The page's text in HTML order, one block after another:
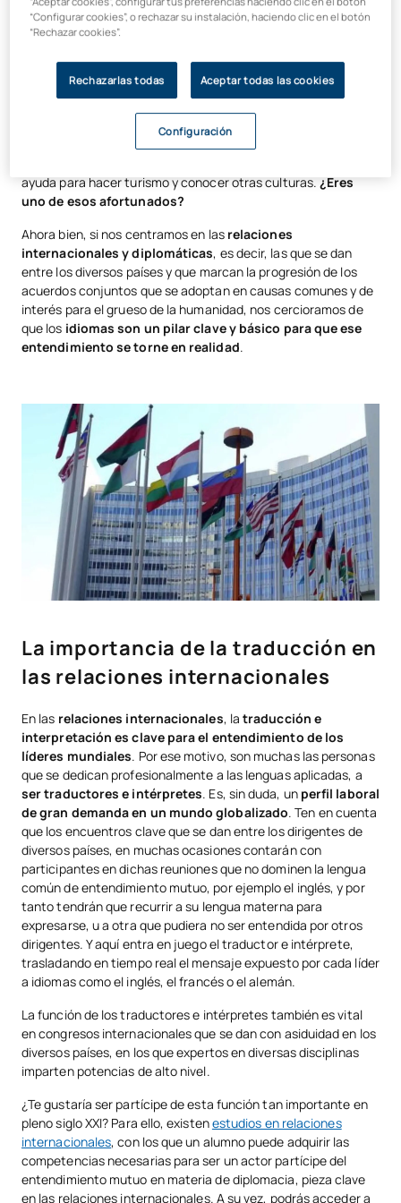
Por ello, cada vez es más evidente que una persona tendrá
más oportunidades en un mundo globalizado si domina varios
total fluidez en los cinco continentes.
talento y potencial
envidiable poder expresarse tanto de forma oral como
ayuda para hacer turismo y conocer otras culturas.¿Eres
uno de esos afortunados?
Ahora bien, si nos centramos en las relaciones
internacionales y diplomáticas, es decir, las que se dan
entre los diversos países y que marcan la progresión de los
acuerdos conjuntos que se adoptan en causas comunes y de
interés para el grueso de la humanidad, nos cercioramos de
que los idiomas son un pilar clave y básico para que ese
entendimiento se torne en realidad.
La importancia de la traducción en
las relaciones internacionales
En las relaciones internacionales, latraducción e
interpretación es clave para el entendimiento de los
líderes mundiales. Por ese motivo, son muchas las personas
que se dedican profesionalmente a las lenguas aplicadas, a
ser traductores e intérpretes. Es, sin duda, un perfil laboral
de gran demanda en un mundo globalizado. Ten en cuenta
que los encuentros clave que se dan entre los dirigentes de
diversos países, en muchas ocasiones contarán con
participantes en dichas reuniones que no dominen la lengua
común de entendimiento mutuo, por ejemplo el inglés, y por
tanto tendrán que recurrir a su lengua materna para
expresarse, u a otra que pudiera no ser entendida por otros
dirigentes. Y aquí entra en juego el traductor e intérprete,
trasladando en tiempo real el mensaje expuesto por cada líder
a idiomas como el inglés, el francés o el alemán.
La función de los traductores e intérpretes también es vital
en congresos internacionales que se dan con asiduidad en los
diversos países, en los que expertos en diversas disciplinas
imparten potencias de alto nivel.
¿Te gustaría ser partícipe de esta función tan importante en
pleno siglo XXI? Para ello, existenestudios en relaciones
internacionales, con los que un alumno puede adquirir las
competencias necesarias para ser un actor partícipe del
entendimiento mutuo en materia de diplomacia, pieza clave
en las relaciones internacionales. A su vez, podrás acceder a
“Configurar cookies”, o rechazar su instalación, haciendo clic en el botón
“Rechazar cookies”.
Rechazarlas todas Aceptar todas las cookies
Configuración